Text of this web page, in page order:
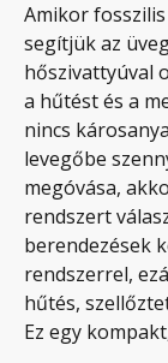
Amikor
segítjük az
hőszivattyúval
a hűtést és a
nincs
levegőbe
megóvása,
rendszert
berendezések
rendszerrel,
hűtés,
Ez egy